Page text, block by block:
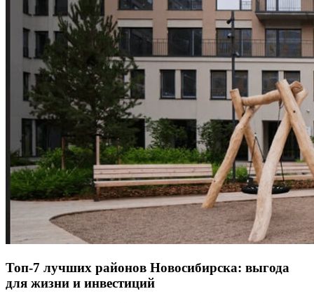
Топ-7 лучших районов Новосибирска: выгода
для жизни и инвестиций